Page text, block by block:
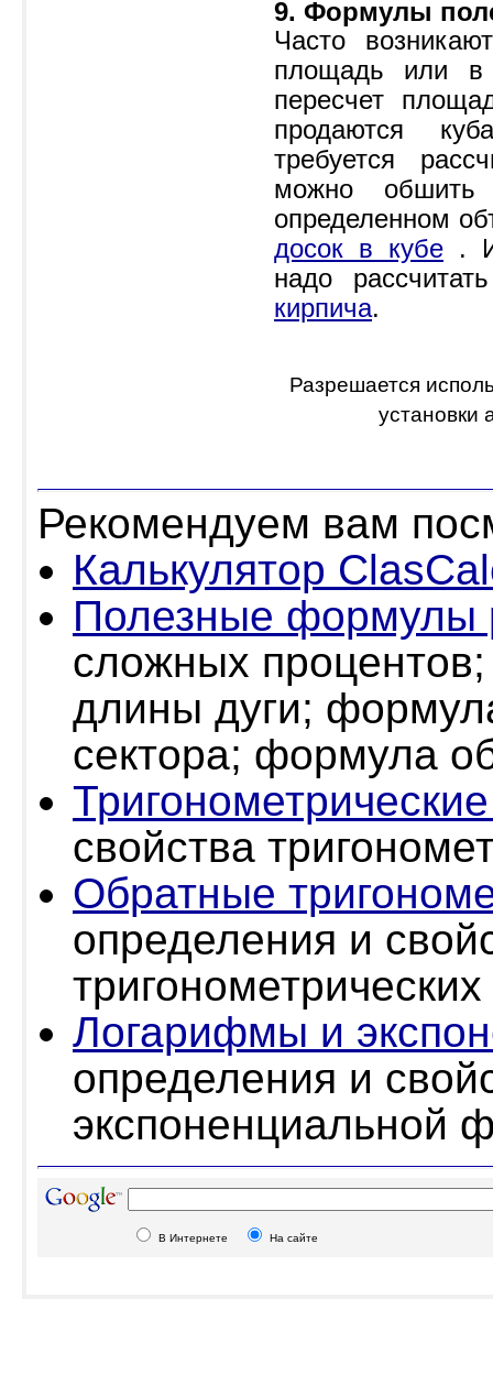
9. Формулы
Часто
площадь или в
пересчет
продаются
требуется
можно обшить
определенном
досок в кубе .
надо
кирпича.
Разрешается
установки
Рекомендуем вам
Калькулятор
Полезные формулы
сложных
длины дуги;
сектора; формула
свойства
Обратные
определения и
Логарифмы и
определения и
экспоненциальной
В Интернете На сайте